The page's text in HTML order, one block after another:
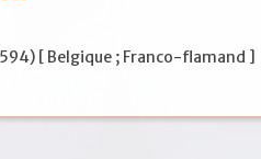
[ Belgique ; Franco-flamand ]